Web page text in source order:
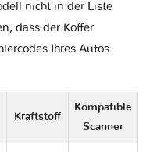
nicht in der Liste
dass der Koffer
Ihres Autos
Kraftstoff
Kompatible
Scanner